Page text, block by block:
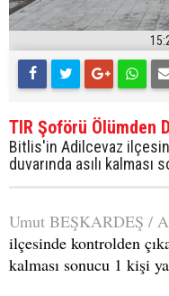
TIR Şoförü Ölümden
Bitlis'in Adilcevaz
duvarında asılı kalması
Umut BEŞKARDEŞ /
ilçesinde kontrolden
kalması sonucu 1 kişi